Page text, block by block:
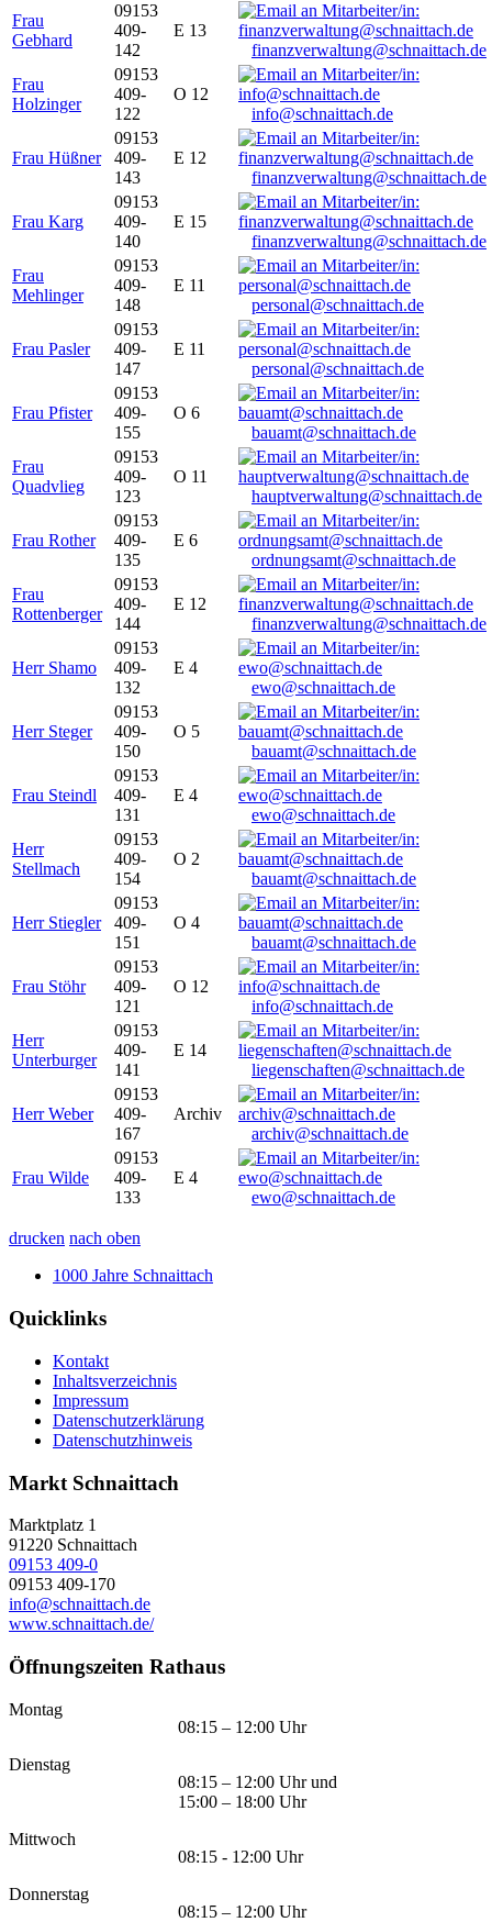
Frau
Gebhard
09153
409-
142
E 13
finanzverwaltung@schnaittach.de
Frau
Holzinger
09153
409-
122
O 12
info@schnaittach.de
Frau Hüßner
09153
409-
143
E 12
finanzverwaltung@schnaittach.de
Frau Karg
09153
409-
140
E 15
finanzverwaltung@schnaittach.de
Frau
Mehlinger
09153
409-
148
E 11
personal@schnaittach.de
Frau Pasler
09153
409-
147
E 11
personal@schnaittach.de
Frau Pfister
09153
409-
155
O 6
bauamt@schnaittach.de
Frau
Quadvlieg
09153
409-
123
O 11
hauptverwaltung@schnaittach.de
Frau Rother
09153
409-
135
E 6
ordnungsamt@schnaittach.de
Frau
Rottenberger
09153
409-
144
E 12
finanzverwaltung@schnaittach.de
Herr Shamo
09153
409-
132
E 4
ewo@schnaittach.de
Herr Steger
09153
409-
150
O 5
bauamt@schnaittach.de
Frau Steindl
09153
409-
131
E 4
ewo@schnaittach.de
Herr
Stellmach
09153
409-
154
O 2
bauamt@schnaittach.de
Herr Stiegler
09153
409-
151
O 4
bauamt@schnaittach.de
Frau Stöhr
09153
409-
121
O 12
info@schnaittach.de
Herr
Unterburger
09153
409-
141
E 14
liegenschaften@schnaittach.de
Herr Weber
09153
409-
167
Archiv
archiv@schnaittach.de
Frau Wilde
09153
409-
133
E 4
ewo@schnaittach.de
drucken nach oben
1000 Jahre Schnaittach
Quicklinks
Kontakt
Inhaltsverzeichnis
Impressum
Datenschutzerklärung
Datenschutzhinweis
Markt Schnaittach
Marktplatz 1
91220 Schnaittach
09153 409-0
09153 409-170
info@schnaittach.de
www.schnaittach.de/
Öffnungszeiten Rathaus
Montag
08:15 – 12:00 Uhr
Dienstag
08:15 – 12:00 Uhr und
15:00 – 18:00 Uhr
Mittwoch
08:15 - 12:00 Uhr
Donnerstag
08:15 – 12:00 Uhr